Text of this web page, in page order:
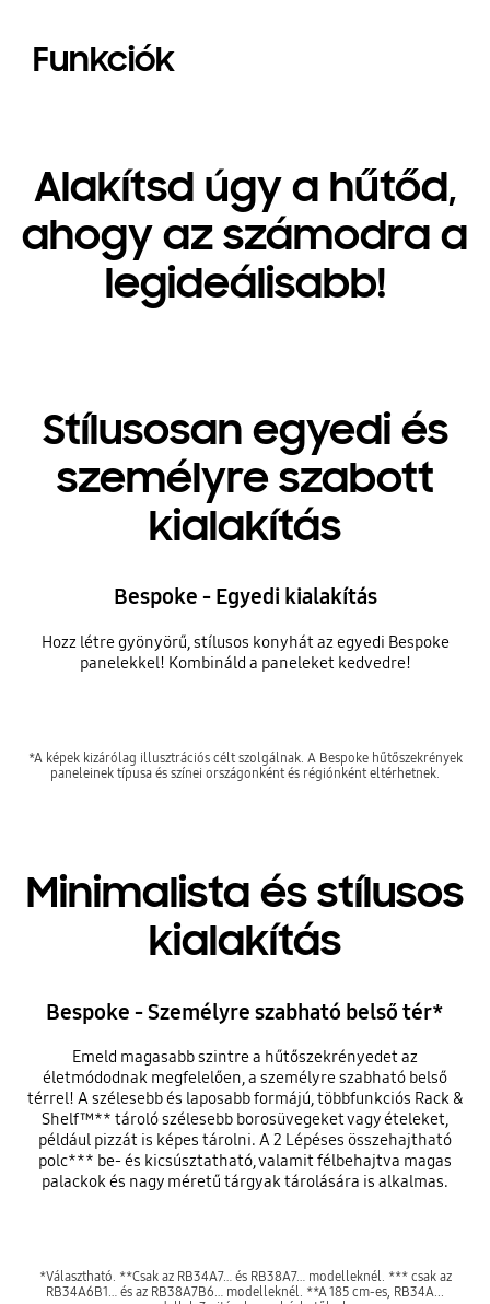
Funkciók
Alakítsd úgy a hűtőd,
ahogy az számodra a
legideálisabb!
Stílusosan egyedi és
személyre szabott
kialakítás
Bespoke - Egyedi kialakítás
Hozz létre gyönyörű, stílusos konyhát az egyedi Bespoke
panelekkel! Kombináld a paneleket kedvedre!
*A képek kizárólag illusztrációs célt szolgálnak. A Bespoke hűtőszekrények
paneleinek típusa és színei országonként és régiónként eltérhetnek.
Minimalista és stílusos
kialakítás
Bespoke - Személyre szabható belső tér*
Emeld magasabb szintre a hűtőszekrényedet az
életmódodnak megfelelően, a személyre szabható belső
térrel! A szélesebb és laposabb formájú, többfunkciós Rack &
Shelf™** tároló szélesebb borosüvegeket vagy ételeket,
például pizzát is képes tárolni. A 2 Lépéses összehajtható
polc*** be- és kicsúsztatható, valamit félbehajtva magas
palackok és nagy méretű tárgyak tárolására is alkalmas.
*Választható. **Csak az RB34A7… és RB38A7… modelleknél. *** csak az
RB34A6B1… és az RB38A7B6… modelleknél. **A 185 cm-es, RB34A...